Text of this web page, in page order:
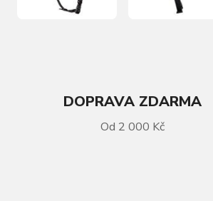
DOPRAVA ZDARMA
Od 2 000 Kč